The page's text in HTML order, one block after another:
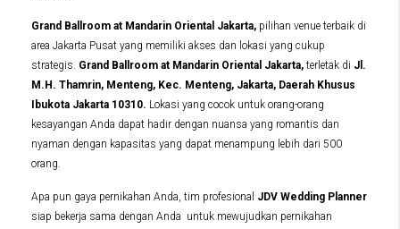
Grand Ballroom at Mandarin Oriental Jakarta, pilihan venue terbaik di
area Jakarta Pusat yang memiliki akses dan lokasi yang cukup
strategis. Grand Ballroom at Mandarin Oriental Jakarta, terletak di Jl.
M.H. Thamrin, Menteng, Kec. Menteng, Jakarta, Daerah Khusus
Ibukota Jakarta 10310. Lokasi yang cocok untuk orang-orang
kesayangan Anda dapat hadir dengan nuansa yang romantis dan
nyaman dengan kapasitas yang dapat menampung lebih dari 500
orang.
Apa pun gaya pernikahan Anda, tim profesional JDV Wedding Planner
siap bekerja sama dengan Anda untuk mewujudkan pernikahan